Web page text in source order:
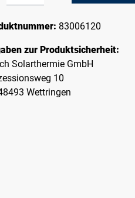
83006120
zur Produktsicherheit:
Solarthermie GmbH
10
Wettringen